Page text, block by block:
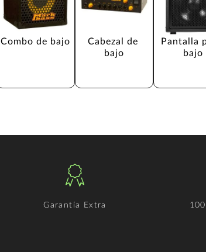
Combo de bajo
Cabezal de
bajo
Pantalla
bajo
Garantía Extra